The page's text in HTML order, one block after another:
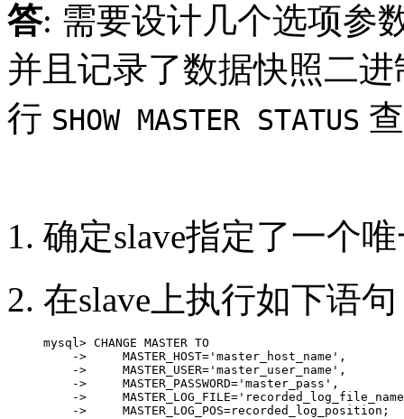
答: 需要设计几个选项参
并且记录了数据快照二
行 SHOW MASTER STATUS
确定slave指定了一个
在slave上执行如下语
mysql> CHANGE MASTER TO
    ->     MASTER_HOST='master_host_name',
    ->     MASTER_USER='master_user_name',
    ->     MASTER_PASSWORD='master_pass',
->
    ->     MASTER_LOG_POS=recorded_log_position;